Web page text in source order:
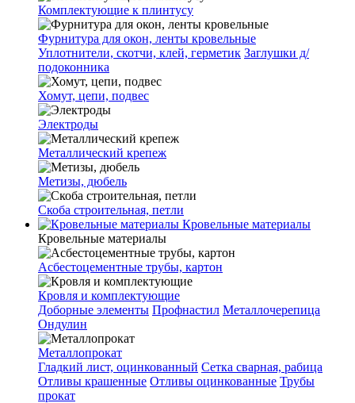
Комплектующие к плинтусу
Фурнитура для окон, ленты кровельные
Уплотнители, скотчи, клей, герметик Заглушки д/
подоконника
Хомут, цепи, подвес
Электроды
Металлический крепеж
Метизы, дюбель
Скоба строительная, петли
Кровельные материалы
Кровельные материалы
Асбестоцементные трубы, картон
Кровля и комплектующие
Доборные элементы Профнастил Металлочерепица
Ондулин
Металлопрокат
Гладкий лист, оцинкованный Сетка сварная, рабица
Отливы крашенные Отливы оцинкованные Трубы
прокат